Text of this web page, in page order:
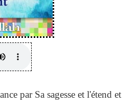
par Sa sagesse et l'étend et